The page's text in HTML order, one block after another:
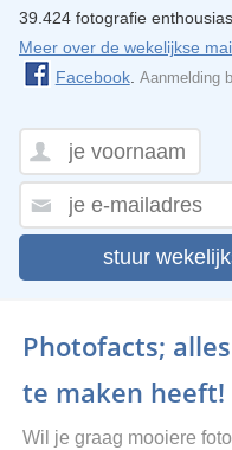
39.424 fotografie
Meer over de wekelijkse
Facebook. Aanmelding
stuur
Photofacts;
te maken heeft!
Wil je graag mooiere